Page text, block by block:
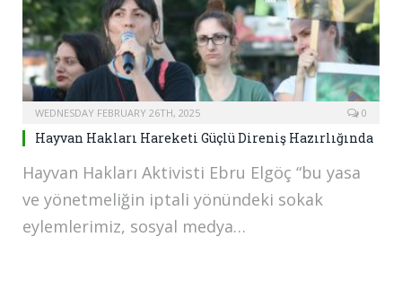
WEDNESDAY FEBRUARY 26TH, 2025 0
Hayvan Hakları Hareketi Güçlü Direniş Hazırlığında
Hayvan Hakları Aktivisti Ebru Elgöç “bu yasa
ve yönetmeliğin iptali yönündeki sokak
eylemlerimiz, sosyal medya…